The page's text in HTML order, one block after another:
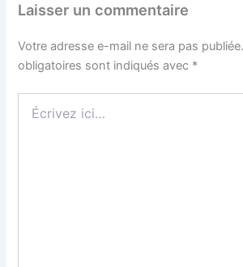
Laisser un commentaire
Votre adresse e-mail ne sera pas publiée.
obligatoires sont indiqués avec *
ici…